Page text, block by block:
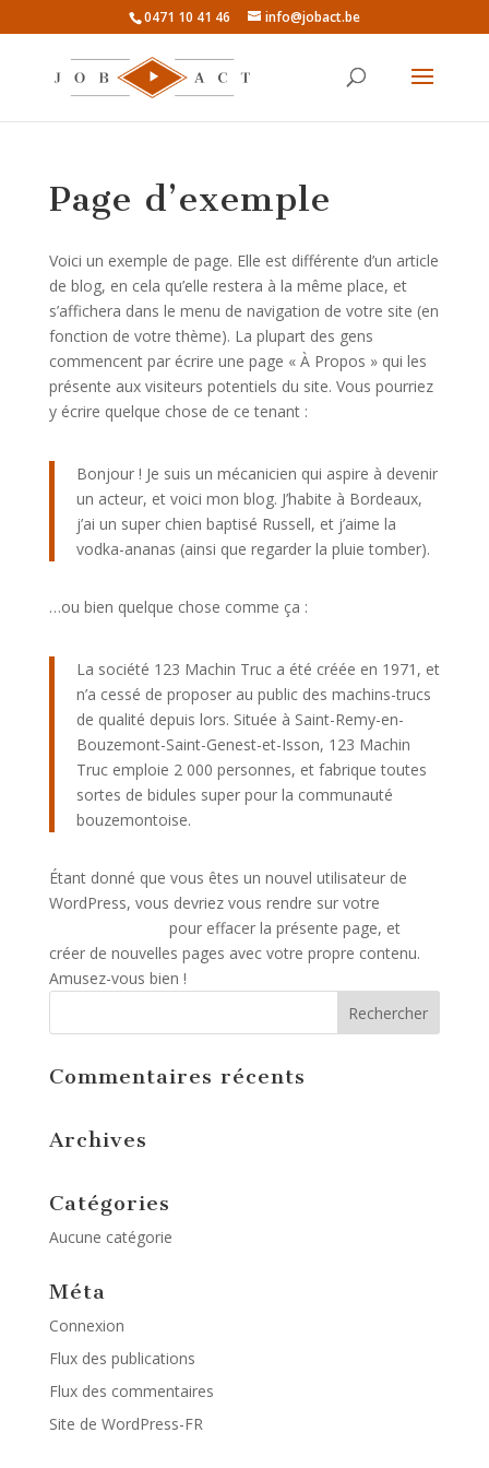
0471 10 41 46 info@jobact.be
Page d’exemple
Voici un exemple de page. Elle est différente d’un article
de blog, en cela qu’elle restera à la même place, et
s’affichera dans le menu de navigation de votre site (en
fonction de votre thème). La plupart des gens
commencent par écrire une page « À Propos » qui les
présente aux visiteurs potentiels du site. Vous pourriez
y écrire quelque chose de ce tenant :
Bonjour ! Je suis un mécanicien qui aspire à devenir
un acteur, et voici mon blog. J’habite à Bordeaux,
j’ai un super chien baptisé Russell, et j’aime la
vodka-ananas (ainsi que regarder la pluie tomber).
…ou bien quelque chose comme ça :
La société 123 Machin Truc a été créée en 1971, et
n’a cessé de proposer au public des machins-trucs
de qualité depuis lors. Située à Saint-Remy-en-
Bouzemont-Saint-Genest-et-Isson, 123 Machin
Truc emploie 2 000 personnes, et fabrique toutes
sortes de bidules super pour la communauté
bouzemontoise.
Étant donné que vous êtes un nouvel utilisateur de
WordPress, vous devriez vous rendre sur votre
pour effacer la présente page, et
créer de nouvelles pages avec votre propre contenu.
Amusez-vous bien !
Commentaires récents
Archives
Catégories
Aucune catégorie
Méta
Connexion
Flux des publications
Flux des commentaires
Site de WordPress-FR